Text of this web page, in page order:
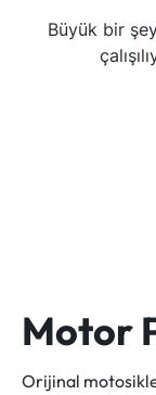
Büyük bir
Motor
Orijinal